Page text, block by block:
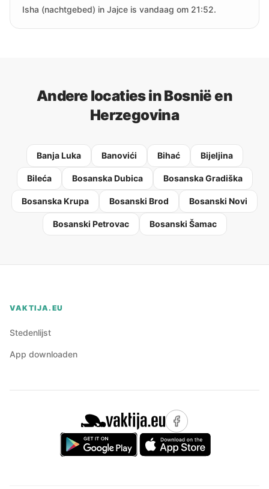
Isha (nachtgebed) in Jajce is vandaag om 21:52.
Andere locaties in Bosnië en
Herzegovina
Banja Luka Banovići Bihać Bijeljina
Bileća Bosanska Dubica Bosanska Gradiška
Bosanska Krupa Bosanski Brod Bosanski Novi
Bosanski Petrovac Bosanski Šamac
VAKTIJA.EU
Stedenlijst
App downloaden